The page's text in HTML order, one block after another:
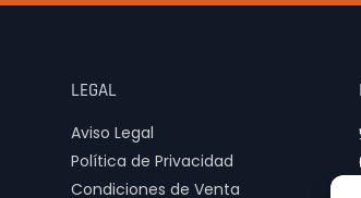
LEGAL
Aviso Legal
Política de Privacidad
Condiciones de Venta